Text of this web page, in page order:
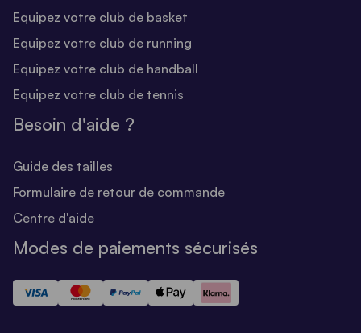
Equipez votre club de basket
Equipez votre club de running
Equipez votre club de handball
Equipez votre club de tennis
Besoin d'aide ?
Guide des tailles
Formulaire de retour de commande
Centre d'aide
Modes de paiements sécurisés